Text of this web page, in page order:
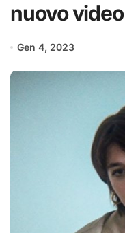
nuovo video
Gen 4, 2023